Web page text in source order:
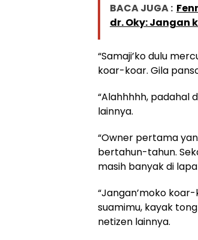
BACA JUGA :
dr. Oky: Jangan
“Samaji’ko dulu
koar-koar. Gila
“Alahhhhh, padahal
lainnya.
“Owner pertama
bertahun-tahun.
masih banyak di
“Jangan’moko
suamimu, kayak
netizen lainnya.